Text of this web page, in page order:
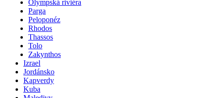
Olympská riviéra
Parga
Peloponéz
Rhodos
Thassos
Tolo
Zakynthos
Izrael
Jordánsko
Kapverdy
Kuba